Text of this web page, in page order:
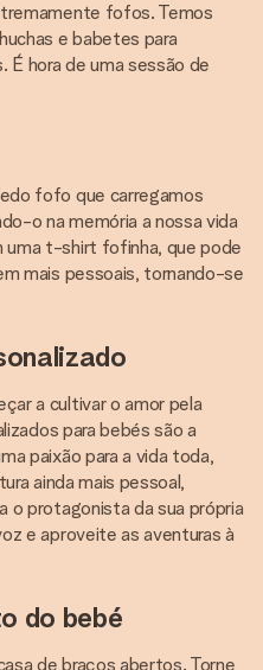
fofos. Temos
e babetes para
É hora de uma sessão de
fofo que carregamos
o na memória a nossa vida
uma t-shirt fofinha, que pode
mais pessoais, tornando-se
a cultivar o amor pela
para bebés são a
paixão para a vida toda,
ainda mais pessoal,
o protagonista da sua própria
e aproveite as aventuras à
do bebé
de braços abertos. Torne